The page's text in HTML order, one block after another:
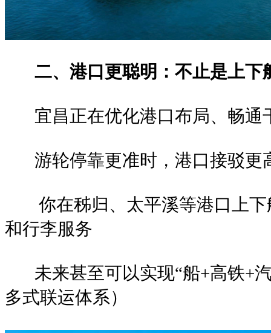
二、港口更聪明：不止是上下
宜昌正在优化港口布局、畅通
游轮停靠更准时，港口接驳更
你在秭归、太平溪等港口上下
和行李服务
未来甚至可以实现“船+高铁+
多式联运体系）